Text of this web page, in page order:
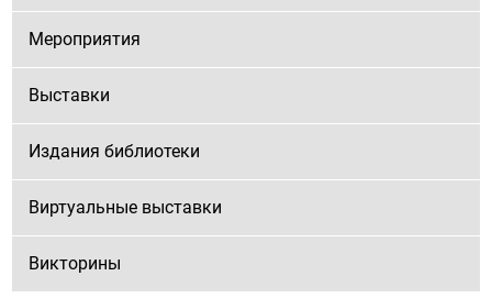
Мероприятия
Выставки
Издания библиотеки
Виртуальные выставки
Викторины